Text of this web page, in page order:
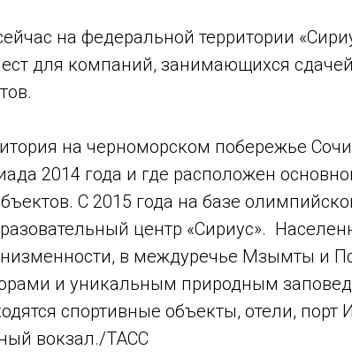
на федеральной территории
для компаний, занимающихся
на черноморском побережье
2014 года и где расположен
С 2015 года на базе
центр «Сириус».
в междуречье Мзымты и
и уникальным природным
спортивные объекты, отели, порт
вокзал./ТАСС